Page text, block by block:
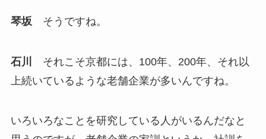
琴坂 そうですね。
石川
それこそ京都には、100年、200年、それ以
上続いているような老舗企業が多いんですね。
いろいろなことを研究している人がいるんだなと